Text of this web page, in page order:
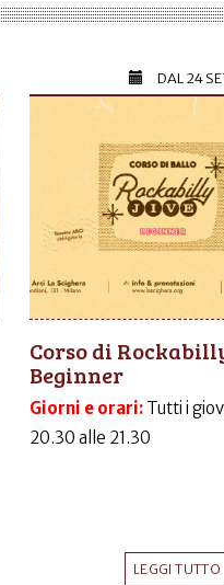
DAL24
Corso di
Beginner
Giorni e orari: Tutti i
20.30 alle 21.30
LEGGI TUTTO